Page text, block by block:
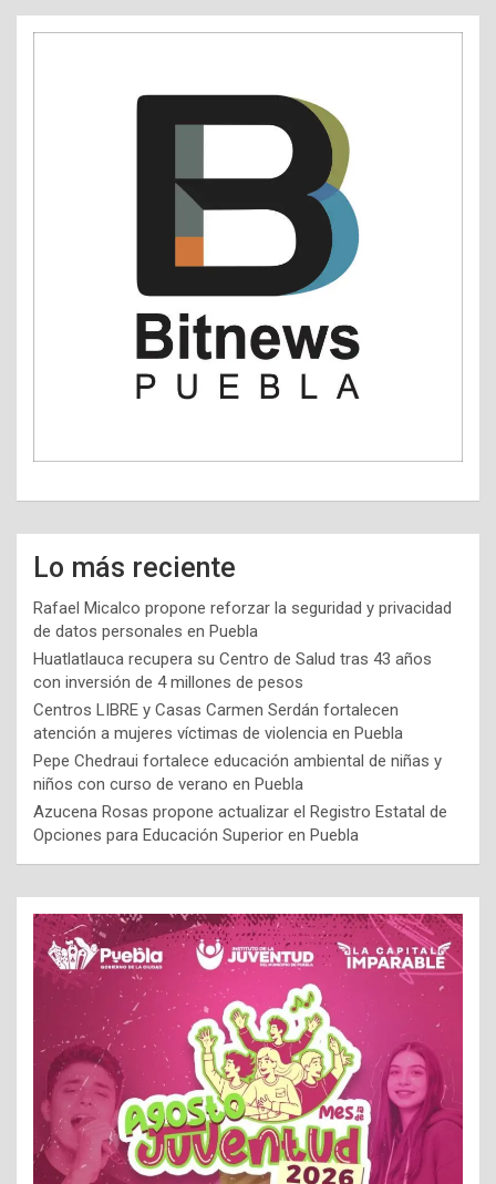
Lo más reciente
Rafael Micalco propone reforzar la seguridad y privacidad
de datos personales en Puebla
Huatlatlauca recupera su Centro de Salud tras 43 años
con inversión de 4 millones de pesos
Centros LIBRE y Casas Carmen Serdán fortalecen
atención a mujeres víctimas de violencia en Puebla
Pepe Chedraui fortalece educación ambiental de niñas y
niños con curso de verano en Puebla
Azucena Rosas propone actualizar el Registro Estatal de
Opciones para Educación Superior en Puebla